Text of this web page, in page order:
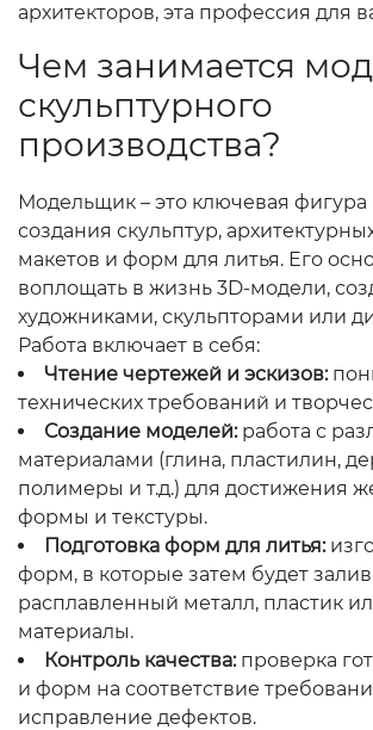
архитекторов, эта профессия для
Чем занимается
скульптурного
производства?
Модельщик – это ключевая фигура
создания скульптур,
макетов и форм для литья. Его
воплощать в жизнь 3D-модели,
художниками, скульпторами или
Работа включает в себя:
Чтение чертежей и эскизов:
технических требований и
Создание моделей:работа с
материалами (глина, пластилин,
полимеры и т.д.) для достижения
формы и текстуры.
Подготовка форм для литья:
форм, в которые затем будет
расплавленный металл, пластик
материалы.
Контроль качества:проверка
и форм на соответствие
исправление дефектов.